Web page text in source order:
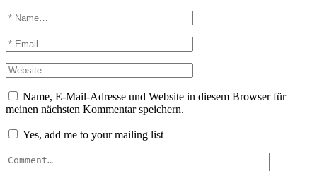
Name, E-Mail-Adresse und Website in diesem Browser für
meinen nächsten Kommentar speichern.
Yes, add me to your mailing list